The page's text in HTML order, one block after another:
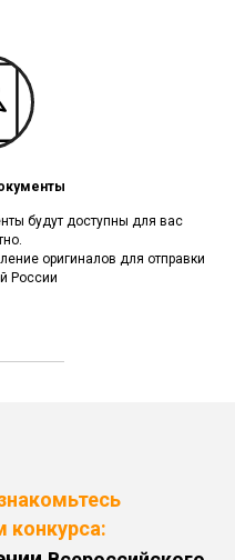
будут доступны для вас
оригиналов для отправки
России
конкурса: